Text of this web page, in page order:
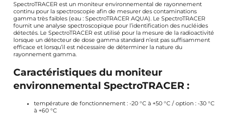
SpectroTRACER est un moniteur environnemental de rayonnement
continu pour la spectroscopie afin de mesurer des contaminations
gamma très faibles (eau : SpectroTRACER AQUA). Le SpectroTRACER
fournit une analyse spectroscopique pour l’identification des nucléides
détectés. Le SpectroTRACER est utilisé pour la mesure de la radioactivité
lorsque un détecteur de dose gamma standard n’est pas suffisamment
efficace et lorsqu’il est nécessaire de déterminer la nature du
rayonnement gamma.
Caractéristiques du moniteur
environnemental SpectroTRACER :
température de fonctionnement : -20 °C à +50 °C / option : -30 °C
à +60 °C